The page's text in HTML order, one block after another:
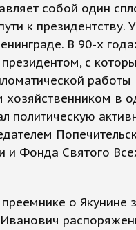
собой один
к президентству.
В 90-х
с
работы
в
политическую
и Фонда Святого
о Якунине